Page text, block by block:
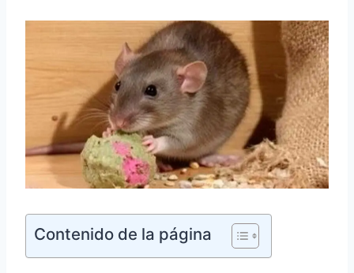
Contenido de la página